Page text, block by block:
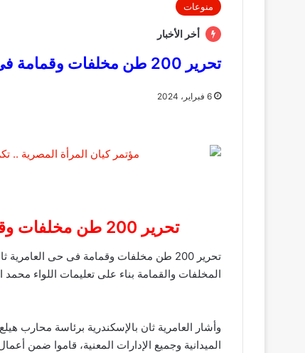
منوعات
أخر الأخبار
تحرير 200 طن مخلفات وقمامة فى حى العامرية ثان بالإسكندرية
6 فبراير، 2024
تحرير 200 طن مخلفات وقمامة فى حى العامرية ثان بالإسكندرية
تحرير 200 طن مخلفات وقمامة فى حى
المخلفات والقمامة بناء على تعليمات اللواء
وأشار العامرية ثان بالإسكندرية برئاسة محارب
الميدانية وجميع الإدارات المعنية، قاموا ضمن